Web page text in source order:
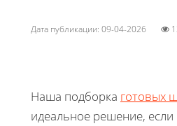
Дата публикации: 09-04-2026
Наша подборка готовых
идеальное решение, если